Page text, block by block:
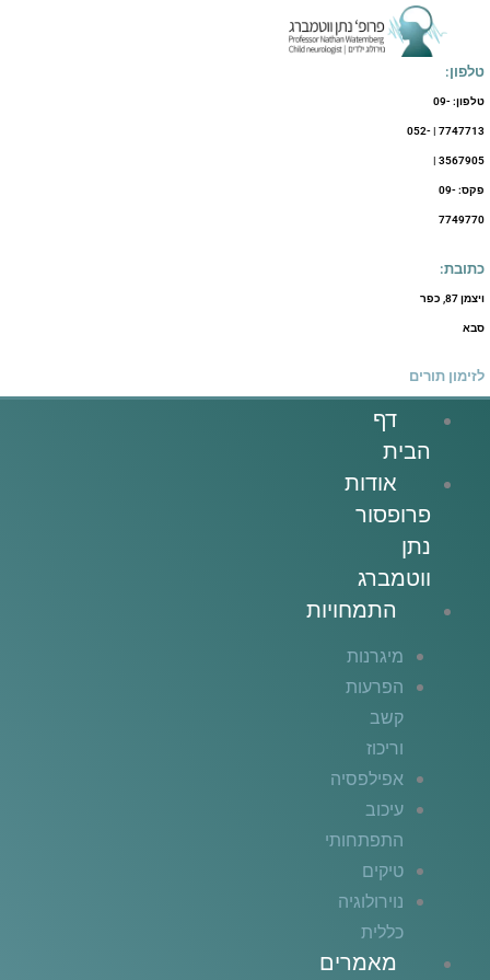
טלפון:
טלפון: 09-
7747713 | 052-
3567905 |
פקס: 09-
7749770
כתובת:
ויצמן 87, כפר
סבא
לזימון תורים
דף
הבית
אודות
פרופסור
נתן
ווטמברג
התמחויות
מיגרנות
הפרעות
קשב
וריכוז
אפילפסיה
עיכוב
התפתחותי
טיקים
נוירולוגיה
כללית
מאמרים